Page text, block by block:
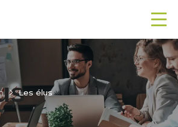
Les élus